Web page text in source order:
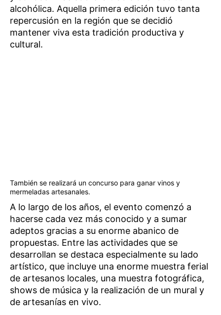
alcohólica. Aquella primera edición tuvo tanta
repercusión en la región que se decidió
mantener viva esta tradición productiva y
cultural.
También se realizará un concurso para ganar vinos y
mermeladas artesanales.
A lo largo de los años, el evento comenzó a
hacerse cada vez más conocido y a sumar
adeptos gracias a su enorme abanico de
propuestas. Entre las actividades que se
desarrollan se destaca especialmente su lado
artístico, que incluye una enorme muestra ferial
de artesanos locales, una muestra fotográfica,
shows de música y la realización de un mural y
de artesanías en vivo.